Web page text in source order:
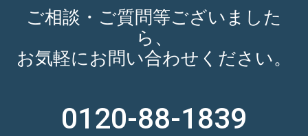
ご相談・ご質問等ございました
ら、
お気軽にお問い合わせください。
0120-88-1839